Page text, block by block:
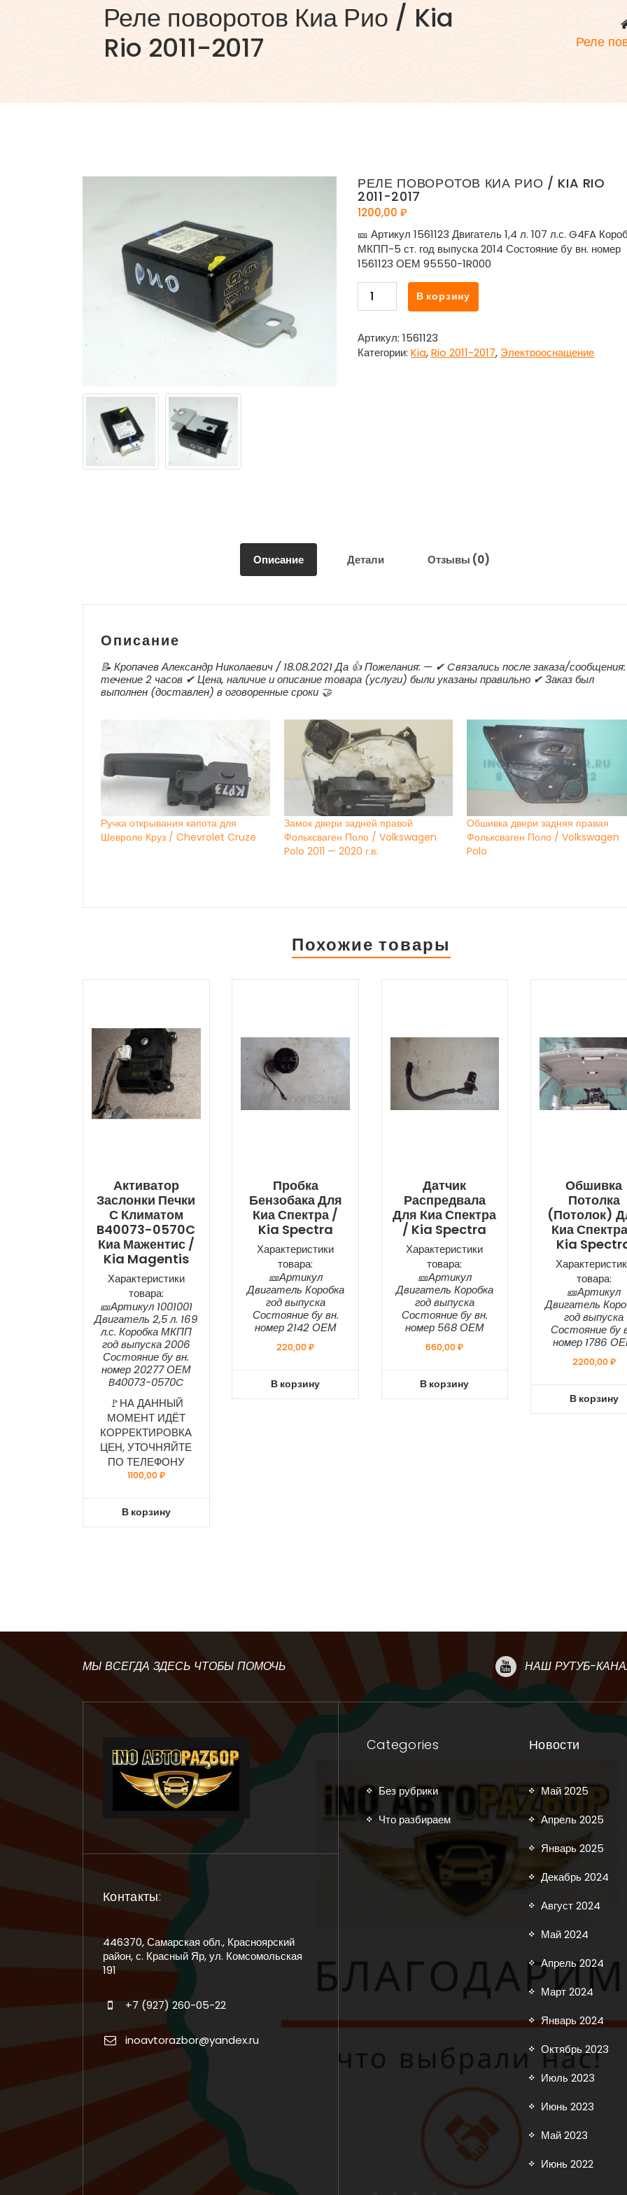
Реле поворотов Киа Рио / Kia
Rio 2011-2017
Реле
РЕЛЕ ПОВОРОТОВ КИА РИО / KIA RIO
2011-2017
1200,00 ₽
🎫 Артикул 1561123 Двигатель 1,4 л. 107 л.с. G4FA
МКПП-5 ст. год выпуска 2014 Состояние бу вн. номер
1561123 ОЕМ 95550-1R000
Количество
товара
поворотов
Киа
В корзину
Артикул: 1561123
Категории: Kia,Rio 2011-2017, Электрооснащение
Описание Детали Отзывы (0)
Описание
📝 Кропачев Александр Николаевич / 18.08.2021 Да 👍 Пожелания: — ✔ Cвязались после заказа/
течение 2 часов ✔ Цена, наличие и описание товара (услуги) были указаны правильно ✔ Заказ был
выполнен (доставлен) в оговоренные сроки 🤝
Ручка открывания капота для
Шевроле Круз / Chevrolet Cruze
Замок двери задней правой
Фольксваген Поло / Volkswagen
Polo 2011 — 2020 г.в.
Обшивка двери задняя правая
Фольксваген Поло / Volkswagen
Polo
Похожие товары
Активатор
Заслонки Печки
С Климатом
B40073-0570C
Киа Мажентис /
Kia Magentis
Характеристики
товара:
🎫Артикул 1001001
Двигатель 2,5 л. 169
л.с. Коробка МКПП
год выпуска 2006
Состояние бу вн.
номер 20277 ОЕМ
B40073-0570C
🚩НА ДАННЫЙ
МОМЕНТ ИДЁТ
КОРРЕКТИРОВКА
ЦЕН, УТОЧНЯЙТЕ
ПО ТЕЛЕФОНУ
1100,00₽
В корзину
Пробка
Бензобака Для
Киа Спектра /
Kia Spectra
Характеристики
товара:
🎫Артикул
Двигатель Коробка
год выпуска
Состояние бу вн.
номер 2142 ОЕМ
220,00₽
В корзину
Датчик
Распредвала
Для Киа Спектра
/ Kia Spectra
Характеристики
товара:
🎫Артикул
Двигатель Коробка
год выпуска
Состояние бу вн.
номер 568 ОЕМ
660,00₽
В корзину
Обшивка
Потолка
(потолок)
Киа
Kia
товара:
🎫Артикул
Двигатель
год выпуска
Состояние бу
номер 1786
2200,00₽
В корзину
МЫ ВСЕГДА ЗДЕСЬ ЧТОБЫ ПОМОЧЬ НАШ РУТУБ-
Контакты:
446370, Самарская обл., Красноярский
район, с. Красный Яр, ул. Комсомольская
191
+7 (927) 260-05-22
inoavtorazbor@yandex.ru
Categories
Без рубрики
Что разбираем
Новости
Май 2025
Апрель 2025
Январь 2025
Декабрь 2024
Август 2024
Май 2024
Апрель 2024
Март 2024
Январь 2024
Октябрь 2023
Июль 2023
Июнь 2023
Май 2023
Июнь 2022
Рейтинг: 5 из 5.